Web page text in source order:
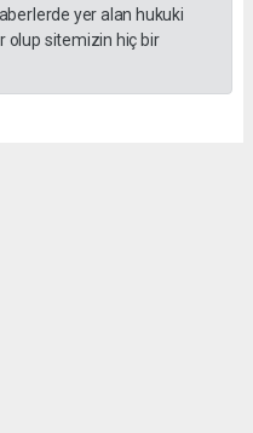
yer alan hukuki
olup sitemizin hiç bir